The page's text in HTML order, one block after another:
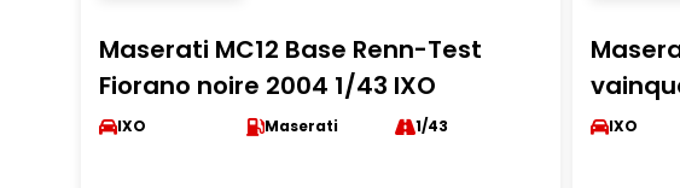
Maserati MC12 Base Renn-Test
Fiorano noire 2004 1/43 IXO
IXO Maserati 1/43 IXO